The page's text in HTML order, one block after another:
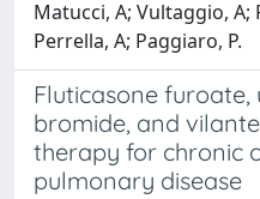
Matucci, A; Vultaggio, A;
Perrella, A; Paggiaro, P.
Fluticasone furoate,
bromide, and
therapy for chronic
pulmonary disease